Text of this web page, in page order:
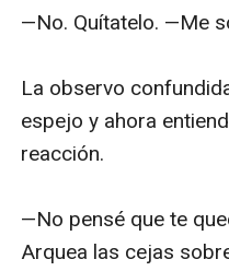
—No. Quítatelo. —Me
La observo
espejo y ahora
reacción.
—No pensé que te
Arquea las cejas